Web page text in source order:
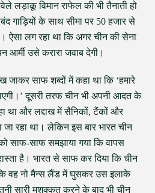
लड़ाकू विमान राफेल की भी तैनाती हो
गाड़ियों के साथ सीमा पर 50 हजार से
ऐसा लग रहा था कि अगर चीन की सेना
आर्मी उसे करारा जवाब देगी।
जाकर साफ शब्दों में कहा था कि ‘हमारे
दूसरी तरफ चीन भी अपनी आदत के
था और लद्दाख में सैनिकों, टैंकों और
जा रहा था। लेकिन इस बार भारत चीन
साफ-साफ समझाया गया कि वापस
है। भारत से साफ कर दिया कि चीन
वह नो मैन्स लैंड में घुसकर उस इलाके
सारी मशक्कत करने के बाद भी चीन